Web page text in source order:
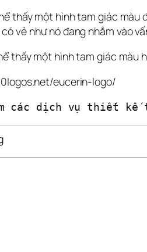
thấy một hình tam giác
vẻ như nó đang nhắm vào
thấy một hình tam giác màu
eucerin-logo/
các dịch vụ thiết